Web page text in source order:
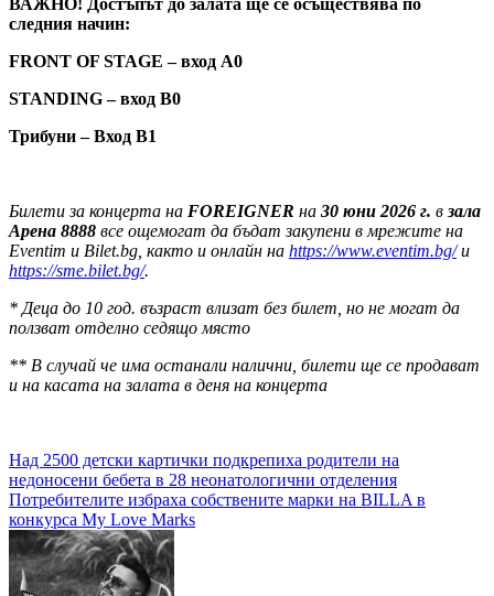
ВАЖНО! Достъпът до залата ще се осъществява по
следния начин:
FRONT OF STAGE – вход А0
STANDING – вход В0
Трибуни – Вход В1
Билети за концерта на FOREIGNER на 30 юни 2026 г. взала
Арена 8888 все ощемогат да бъдат закупени в мрежите на
Eventim и Bilet.bg, както и онлайн на https://www.eventim.bg/ и
https://sme.bilet.bg/.
* Деца до 10 год. възраст влизат без билет, но не могат дa
ползват отделно седящо място
** В случай че има останали налични, билети ще се продават
и на касата на залата в деня на концерта
Навигация
Над 2500 детски картички подкрепиха родители на
недоносени бебета в 28 неонатологични отделения
Потребителите избраха собствените марки на BILLA в
конкурса My Love Marks